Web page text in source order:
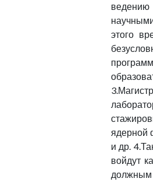
ведению
этого
ядерной
и др.
войдут
должным